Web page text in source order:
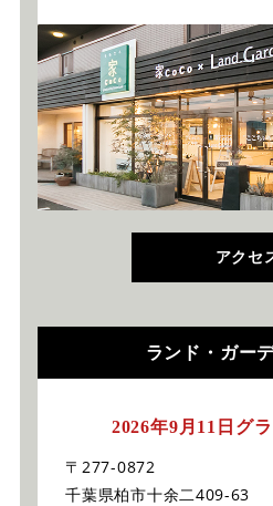
アクセ
ランド・ガー
2026年9月11日グ
〒277-0872
千葉県柏市十余二409-63